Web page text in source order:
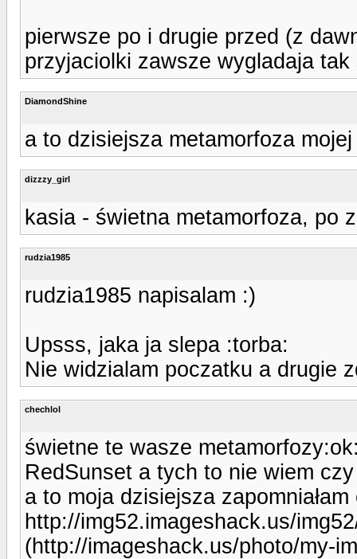
pierwsze po i drugie przed (z
przyjaciolki zawsze wygladaja
DiamondShine
a to dzisiejsza metamorfoza
dizzzy_girl
kasia - świetna metamorfoza, po
rudzia1985
rudzia1985 napisalam :)
Upsss, jaka ja slepa :torba:
Nie widzialam poczatku a drugie
chechlol
świetne te wasze
RedSunset a tych to nie wiem
a to moja dzisiejsza
http://img52.imageshack.us/
(http://imageshack.us/photo/my-